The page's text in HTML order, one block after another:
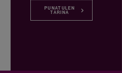
PUNATULEN
TARINA